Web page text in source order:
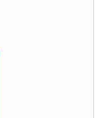
Lula sobre pautas
Lula
sobre saúde nas
de cargas na
Autonomos